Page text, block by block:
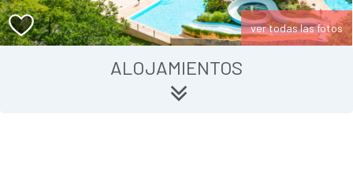
ver todas las fotos
ALOJAMIENTOS